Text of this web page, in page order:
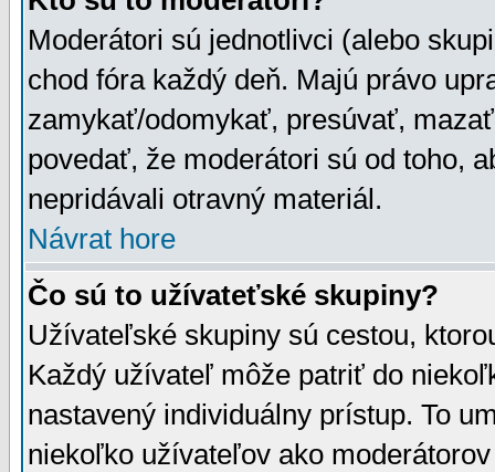
Moderátori sú jednotlivci (alebo
chod fóra každý deň. Majú právo
zamykať/odomykať, presúvať,
povedať, že moderátori sú od toho,
nepridávali otravný materiál.
Návrat hore
Čo sú to užívateťské skupiny?
Užívateľské skupiny sú cestou,
Každý užívateľ môže patriť do
nastavený individuálny prístup. To
niekoľko užívateľov ako